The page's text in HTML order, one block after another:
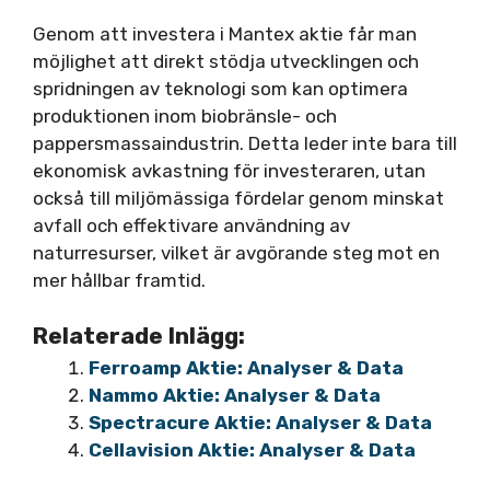
Genom att investera i Mantex aktie får man
möjlighet att direkt stödja utvecklingen och
spridningen av teknologi som kan optimera
produktionen inom biobränsle- och
pappersmassaindustrin. Detta leder inte bara till
ekonomisk avkastning för investeraren, utan
också till miljömässiga fördelar genom minskat
avfall och effektivare användning av
naturresurser, vilket är avgörande steg mot en
mer hållbar framtid.
Relaterade Inlägg:
Ferroamp Aktie: Analyser & Data
Nammo Aktie: Analyser & Data
Spectracure Aktie: Analyser & Data
Cellavision Aktie: Analyser & Data